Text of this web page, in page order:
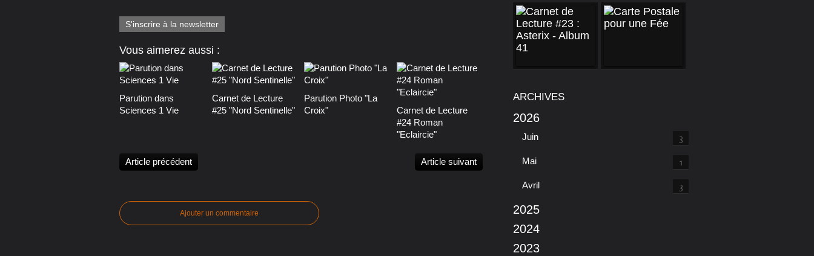
S'inscrire à la newsletter
Vous aimerez aussi :
Parution dans
Sciences 1 Vie
Carnet de Lecture
#25 "Nord Sentinelle"
Parution Photo "La
Croix"
Carnet de Lecture
#24 Roman
"Eclaircie"
Article précédent Article suivant
Ajouter un commentaire
ARCHIVES
2026
Juin 3
Mai 1
Avril 3
2025
2024
2023